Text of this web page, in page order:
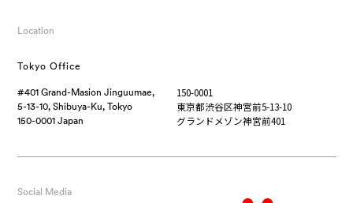
Location
Tokyo Office
#401 Grand-Masion Jinguumae,
5-13-10, Shibuya-Ku, Tokyo
150-0001 Japan
150-0001
東京都渋谷区神宮前5-13-10
グランドメゾン神宮前401
Social Media